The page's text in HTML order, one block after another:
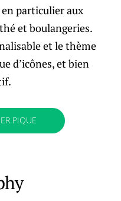
particulier aux
et boulangeries.
et le thème
d’icônes, et bien
PIQUE